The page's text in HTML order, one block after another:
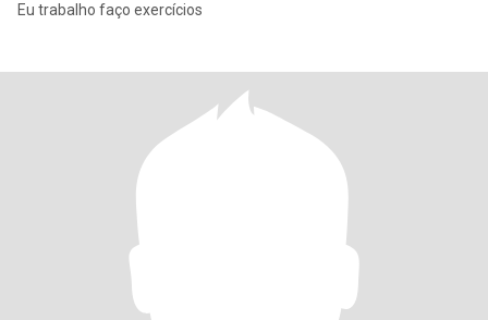
Eu trabalho faço exercícios